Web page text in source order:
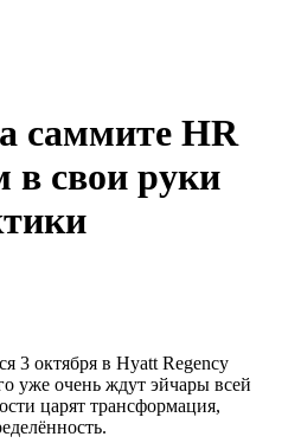
саммите HR
в свои руки
3 октября в Hyatt Regency
уже очень ждут эйчары всей
царят трансформация,